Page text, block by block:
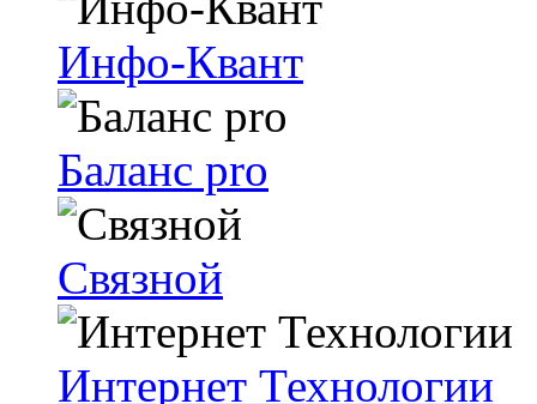
Инфо-Квант
Баланс pro
Связной
Интернет Технологии